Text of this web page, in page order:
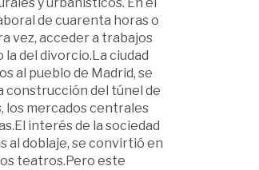
y urbanísticos. En el
de cuarenta horas o
vez, acceder a trabajos
del divorcio.La ciudad
al pueblo de Madrid, se
construcción del túnel de
los mercados centrales
interés de la sociedad
al doblaje, se convirtió en
teatros.Pero este